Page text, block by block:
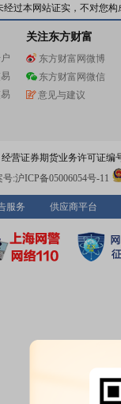
过本网站证实，不对您
关注东方财富
东方财富网微博
东方财富网微信
意见与建议
营证券期货业务许可证编
号:沪ICP备05006054号-11
服务 供应商平台